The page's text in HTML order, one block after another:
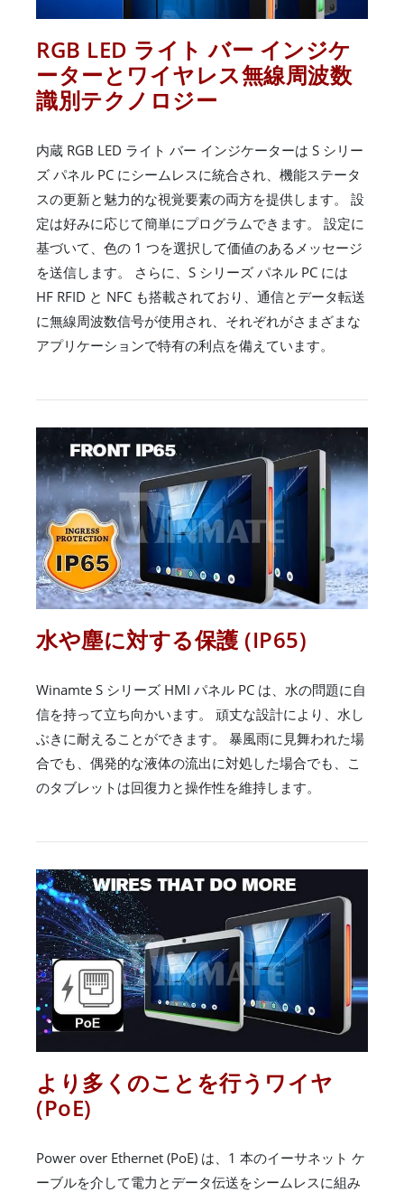
RGB LED ライト バー インジケ
ーターとワイヤレス無線周波数
識別テクノロジー
内蔵 RGB LED ライト バー インジケーターは S シリー
ズ パネル PC にシームレスに統合され、機能ステータ
スの更新と魅力的な視覚要素の両方を提供します。 設
定は好みに応じて簡単にプログラムできます。 設定に
基づいて、色の 1 つを選択して価値のあるメッセージ
を送信します。 さらに、S シリーズ パネル PC には
HF RFID と NFC も搭載されており、通信とデータ転送
に無線周波数信号が使用され、それぞれがさまざまな
アプリケーションで特有の利点を備えています。
水や塵に対する保護 (IP65)
Winamte S シリーズ HMI パネル PC は、水の問題に自
信を持って立ち向かいます。 頑丈な設計により、水し
ぶきに耐えることができます。 暴風雨に見舞われた場
合でも、偶発的な液体の流出に対処した場合でも、こ
のタブレットは回復力と操作性を維持します。
より多くのことを行うワイヤ
(PoE)
Power over Ethernet (PoE) は、1 本のイーサネット ケ
ーブルを介して電力とデータ伝送をシームレスに組み